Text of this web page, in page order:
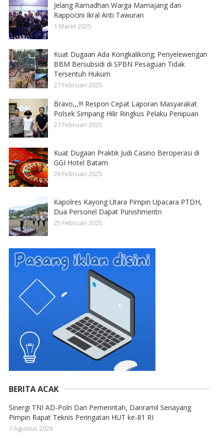
Jelang Ramadhan Warga Mamajang dan
Rappocini Ikral Anti Tawuran
1 Maret 2025
Kuat Dugaan Ada Kongkalikong; Penyelewengan
BBM Bersubsidi di SPBN Pesaguan Tidak
Tersentuh Hukum
27 Februari 2025
Bravo,,,!!! Respon Cepat Laporan Masyarakat
Polsek Simpang Hilir Ringkus Pelaku Penipuan
27 Februari 2025
Kuat Dugaan Praktik Judi Casino Beroperasi di
GGI Hotel Batam
26 Februari 2025
Kapolres Kayong Utara Pimpin Upacara PTDH,
Dua Personel Dapat Punishmentn
25 Februari 2025
BERITA ACAK
Sinergi TNI AD-Polri Dan Pemerintah, Danramil Senayang
Pimpin Rapat Teknis Peringatan HUT ke-81 RI
7 Agustus 2026